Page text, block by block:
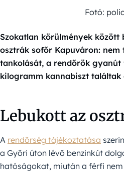
Fotó:
Szokatlan körülmények között
osztrák sofőr Kapuváron:
tankolását, a rendőrök gyanút
kilogramm kannabiszt találtak
Lebukott az
A rendőrség tájékoztatása
a Győri úton lévő benzinkút
hatóságokat, miután a férfi